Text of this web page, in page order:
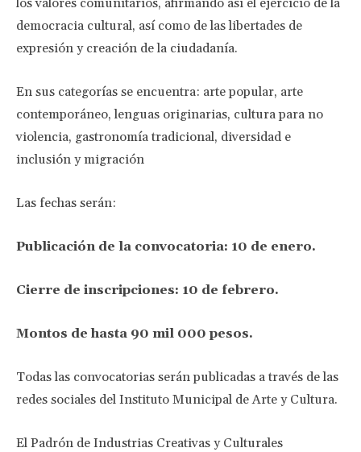
los valores comunitarios, afirmando así el ejercicio de la
democracia cultural, así como de las libertades de
expresión y creación de la ciudadanía.
En sus categorías se encuentra: arte popular, arte
contemporáneo, lenguas originarias, cultura para no
violencia, gastronomía tradicional, diversidad e
inclusión y migración
Las fechas serán:
Publicación de la convocatoria: 10 de enero.
Cierre de inscripciones: 10 de febrero.
Montos de hasta 90 mil 000 pesos.
Todas las convocatorias serán publicadas a través de las
redes sociales del Instituto Municipal de Arte y Cultura.
El Padrón de Industrias Creativas y Culturales